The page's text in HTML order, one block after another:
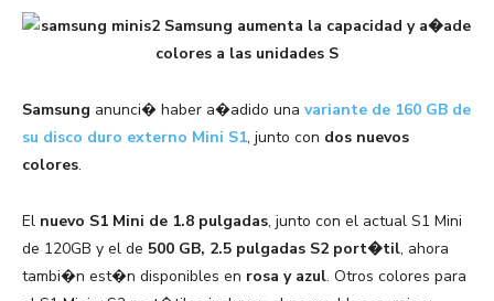
Samsung anunci� haber a�adido una variante de 160 GB de
su disco duro externo Mini S1, junto con dos nuevos
colores.
El nuevo S1 Mini de 1.8 pulgadas, junto con el actual S1 Mini
de 120GB y el de 500 GB, 2.5 pulgadas S2 port�til, ahora
tambi�n est�n disponibles en rosa y azul. Otros colores para